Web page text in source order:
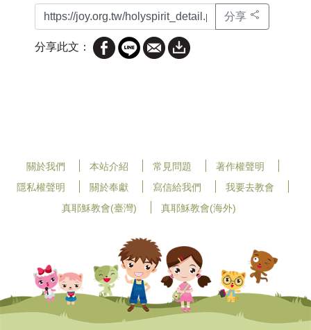
分享
分享此文：
關於我們 本站介紹 常見問題
著作權聲明
隱私權聲明
關於奉獻 寫信給我們
我要去教會
真耶穌教會(臺灣)
真耶穌教會(海外)